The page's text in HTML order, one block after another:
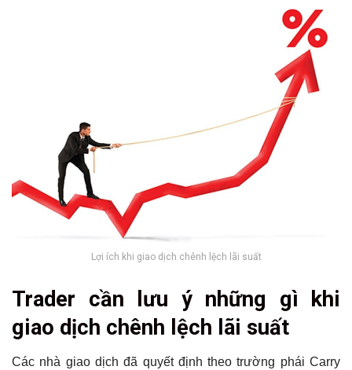
Lợi ích khi giao dịch chênh lệch lãi suất
Trader cần lưu ý những gì khi
giao dịch chênh lệch lãi suất
Các nhà giao dịch đã quyết định theo trường phái Carry